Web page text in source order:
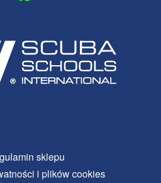
sklepu
i plików cookies